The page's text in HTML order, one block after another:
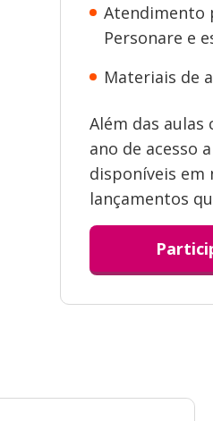
Atendimento
Personare e
Materiais de
Além das aulas
ano de acesso
disponíveis em
lançamentos